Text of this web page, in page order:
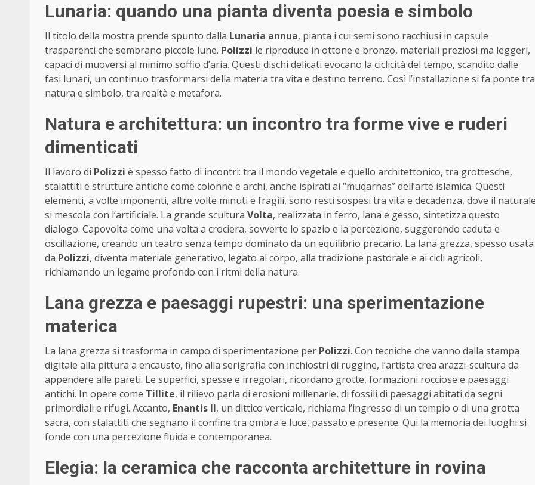
Lunaria: quando una pianta diventa poesia e simbolo
Il titolo della mostra prende spunto dalla Lunaria annua, pianta i cui semi sono racchiusi in capsule
trasparenti che sembrano piccole lune. Polizzi le riproduce in ottone e bronzo, materiali preziosi ma leggeri,
capaci di muoversi al minimo soffio d’aria. Questi dischi delicati evocano la ciclicità del tempo, scandito dalle
fasi lunari, un continuo trasformarsi della materia tra vita e destino terreno. Così l’installazione si fa ponte tra
natura e simbolo, tra realtà e metafora.
Natura e architettura: un incontro tra forme vive e ruderi
dimenticati
Il lavoro di Polizzi è spesso fatto di incontri: tra il mondo vegetale e quello architettonico, tra grottesche,
stalattiti e strutture antiche come colonne e archi, anche ispirati ai “muqarnas” dell’arte islamica. Questi
elementi, a volte imponenti, altre volte minuti e fragili, sono resti sospesi tra vita e decadenza, dove il
si mescola con l’artificiale. La grande scultura Volta, realizzata in ferro, lana e gesso, sintetizza questo
dialogo. Capovolta come una volta a crociera, sovverte lo spazio e la percezione, suggerendo caduta e
oscillazione, creando un teatro senza tempo dominato da un equilibrio precario. La lana grezza, spesso usata
da Polizzi, diventa materiale generativo, legato al corpo, alla tradizione pastorale e ai cicli agricoli,
richiamando un legame profondo con i ritmi della natura.
Lana grezza e paesaggi rupestri: una sperimentazione
materica
La lana grezza si trasforma in campo di sperimentazione per Polizzi. Con tecniche che vanno dalla stampa
digitale alla pittura a encausto, fino alla serigrafia con inchiostri di ruggine, l’artista crea arazzi-scultura da
appendere alle pareti. Le superfici, spesse e irregolari, ricordano grotte, formazioni rocciose e paesaggi
antichi. In opere come Tillite, il rilievo parla di erosioni millenarie, di fossili di paesaggi abitati da segni
primordiali e rifugi. Accanto, Enantis II, un dittico verticale, richiama l’ingresso di un tempio o di una grotta
sacra, con stalattiti che segnano il confine tra ombra e luce, passato e presente. Qui la memoria dei luoghi si
fonde con una percezione fluida e contemporanea.
Elegia: la ceramica che racconta architetture in rovina